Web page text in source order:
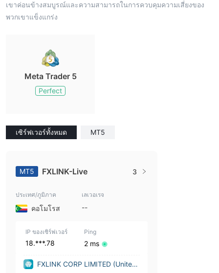
เขาค่อนข้างสมบูรณ์และความสามารถในการควบคุมความเสี่ยงของ
พวกเขาแข็งแกร่ง
Meta Trader 5
Perfect
เซิร์ฟเวอร์ทั้งหมด MT5
MT5 FXLINK-Live 3
ประเทศ/ภูมิภาค
คอโมโรส
เลเวอเรจ
--
IP ของเซิร์ฟเวอร์
18.***.78
Ping
2 ms
FXLINK CORP LIMITED (United